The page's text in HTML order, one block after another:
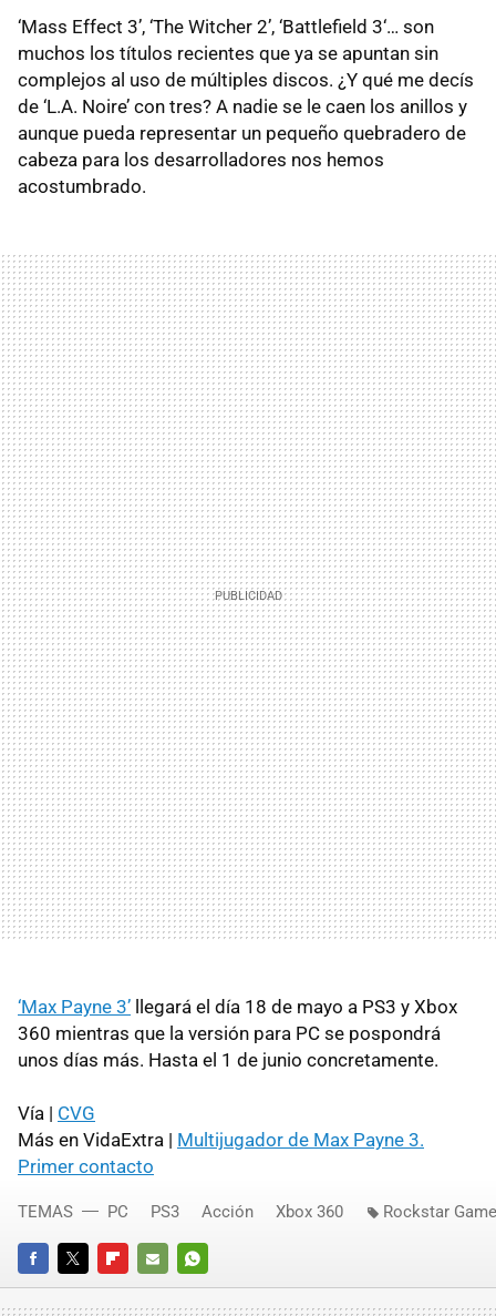
‘Mass Effect 3’, ‘The Witcher 2’, ‘Battlefield 3‘… son
muchos los títulos recientes que ya se apuntan sin
complejos al uso de múltiples discos. ¿Y qué me decís
de ‘L.A. Noire’ con tres? A nadie se le caen los anillos y
aunque pueda representar un pequeño quebradero de
cabeza para los desarrolladores nos hemos
acostumbrado.
‘Max Payne 3’ llegará el día 18 de mayo a PS3 y Xbox
360 mientras que la versión para PC se pospondrá
unos días más. Hasta el 1 de junio concretamente.
Vía | CVG
Más en VidaExtra | Multijugador de Max Payne 3.
Primer contacto
FACEBOOKTWITTERFLIPBOARD
E-
WHATSAPP
TEMAS PC PS3 Acción Xbox 360 Rockstar